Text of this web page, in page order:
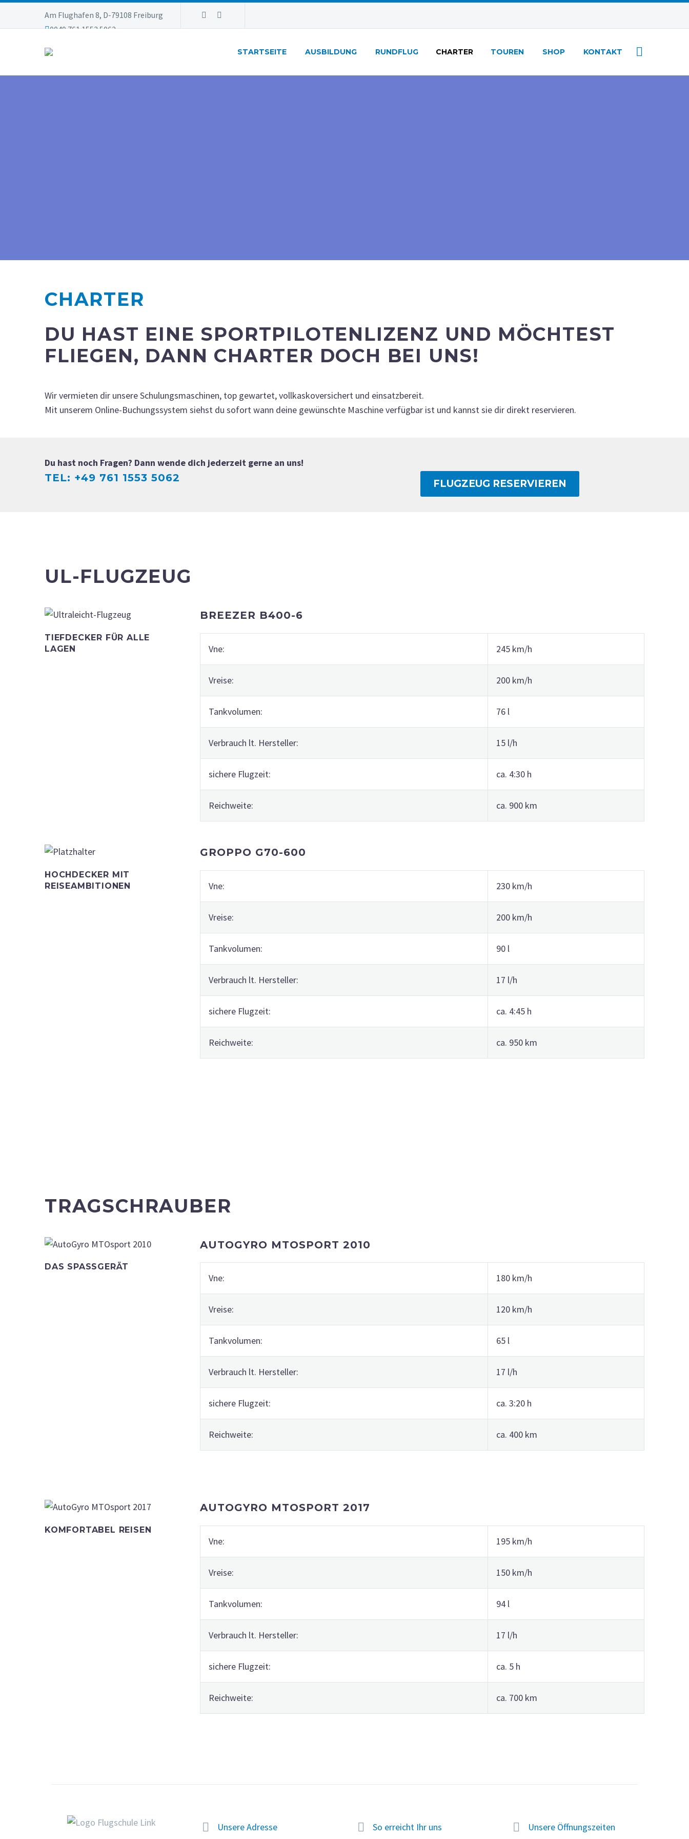
Am Flughafen 8, D-79108 Freiburg
0049 761 1553 5062
STARTSEITE AUSBILDUNG RUNDFLUG CHARTER TOUREN SHOP KONTAKT
CHARTER
DU HAST EINE SPORTPILOTENLIZENZ UND MÖCHTEST
FLIEGEN, DANN CHARTER DOCH BEI UNS!
Wir vermieten dir unsere Schulungsmaschinen, top gewartet, vollkaskoversichert und einsatzbereit.
Mit unserem Online-Buchungssystem siehst du sofort wann deine gewünschte Maschine verfügbar ist und kannst sie dir direkt reservieren.
Du hast noch Fragen? Dann wende dich jederzeit gerne an uns!
TEL: +49 761 1553 5062 FLUGZEUG RESERVIEREN
UL-FLUGZEUG
TIEFDECKER FÜR ALLE
LAGEN
BREEZER B400-6
Vne: 245 km/h
Vreise: 200 km/h
Tankvolumen: 76 l
Verbrauch lt. Hersteller: 15 l/h
sichere Flugzeit: ca. 4:30 h
Reichweite: ca. 900 km
HOCHDECKER MIT
REISEAMBITIONEN
GROPPO G70-600
Vne: 230 km/h
Vreise: 200 km/h
Tankvolumen: 90 l
Verbrauch lt. Hersteller: 17 l/h
sichere Flugzeit: ca. 4:45 h
Reichweite: ca. 950 km
TRAGSCHRAUBER
DAS SPASSGERÄT
AUTOGYRO MTOSPORT 2010
Vne: 180 km/h
Vreise: 120 km/h
Tankvolumen: 65 l
Verbrauch lt. Hersteller: 17 l/h
sichere Flugzeit: ca. 3:20 h
Reichweite: ca. 400 km
KOMFORTABEL REISEN
AUTOGYRO MTOSPORT 2017
Vne: 195 km/h
Vreise: 150 km/h
Tankvolumen: 94 l
Verbrauch lt. Hersteller: 17 l/h
sichere Flugzeit: ca. 5 h
Reichweite: ca. 700 km

 Unsere Adresse 
 So erreicht Ihr uns 
 Unsere Öffnungszeiten